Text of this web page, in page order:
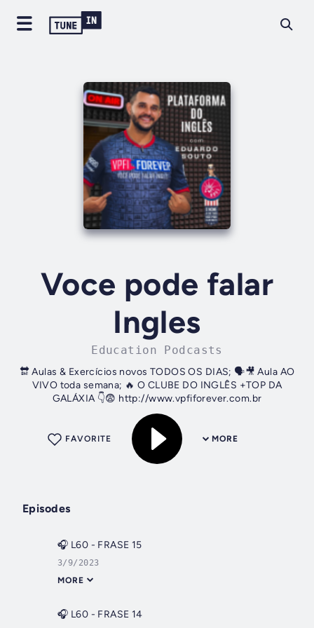
Voce pode falar
Ingles
Education Podcasts
🔛 Aulas & Exercícios novos TODOS OS DIAS; 🗣️🎥 Aula AO
VIVO toda semana; 🔥 O CLUBE DO INGLÊS +TOP DA
GALÁXIA 👇😨 http://www.vpfiforever.com.br
MORE
FAVORITE
Episodes
🎧 L60 - FRASE 15
3/9/2023
MORE
🎧 L60 - FRASE 14